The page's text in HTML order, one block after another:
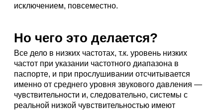
исключением, повсеместно.
Но чего это делается?
Все дело в низких частотах, т.к. уровень низких
частот при указании частотного диапазона в
паспорте, и при прослушивании отсчитывается
именно от среднего уровня звукового давления —
чувствительности и, следовательно, системы с
реальной низкой чувствительностью имеют